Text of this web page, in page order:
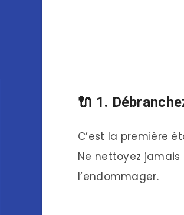
🔌 1.
C’est la première
Ne nettoyez
l’endommager.